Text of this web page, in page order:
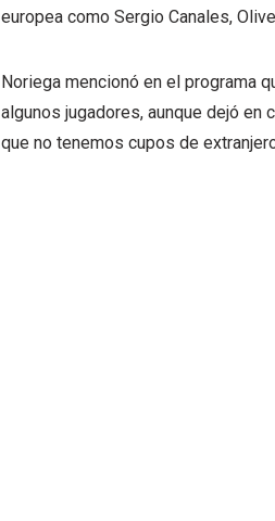
europea como Sergio Canales,
Noriega mencionó en el programa
algunos jugadores, aunque dejó en
que no tenemos cupos de